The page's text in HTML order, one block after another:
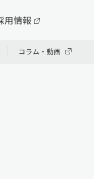
用情報
コラム・動画